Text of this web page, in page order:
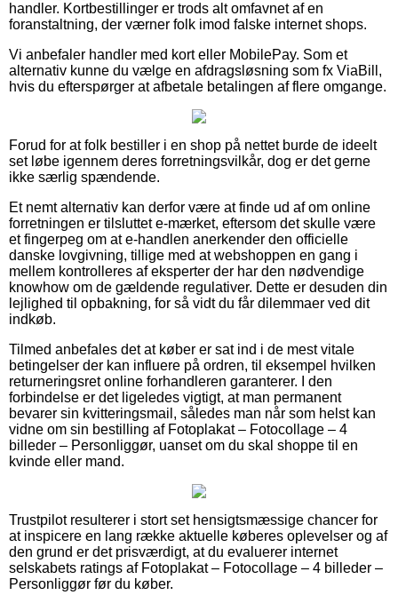
handler. Kortbestillinger er trods alt omfavnet af en
foranstaltning, der værner folk imod falske internet shops.
Vi anbefaler handler med kort eller MobilePay. Som et
alternativ kunne du vælge en afdragsløsning som fx ViaBill,
hvis du efterspørger at afbetale betalingen af flere omgange.
Forud for at folk bestiller i en shop på nettet burde de ideelt
set løbe igennem deres forretningsvilkår, dog er det gerne
ikke særlig spændende.
Et nemt alternativ kan derfor være at finde ud af om online
forretningen er tilsluttet e-mærket, eftersom det skulle være
et fingerpeg om at e-handlen anerkender den officielle
danske lovgivning, tillige med at webshoppen en gang i
mellem kontrolleres af eksperter der har den nødvendige
knowhow om de gældende regulativer. Dette er desuden din
lejlighed til opbakning, for så vidt du får dilemmaer ved dit
indkøb.
Tilmed anbefales det at køber er sat ind i de mest vitale
betingelser der kan influere på ordren, til eksempel hvilken
returneringsret online forhandleren garanterer. I den
forbindelse er det ligeledes vigtigt, at man permanent
bevarer sin kvitteringsmail, således man når som helst kan
vidne om sin bestilling af Fotoplakat – Fotocollage – 4
billeder – Personliggør, uanset om du skal shoppe til en
kvinde eller mand.
Trustpilot resulterer i stort set hensigtsmæssige chancer for
at inspicere en lang række aktuelle køberes oplevelser og af
den grund er det prisværdigt, at du evaluerer internet
selskabets ratings af Fotoplakat – Fotocollage – 4 billeder –
Personliggør før du køber.